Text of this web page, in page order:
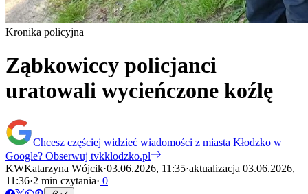
Kronika policyjna
Ząbkowiccy policjanci
uratowali wycieńczone koźlę
Chcesz częściej widzieć wiadomości z miasta Kłodzko w
Google? Obserwuj tvkklodzko.pl
KWKatarzyna Wójcik·03.06.2026, 11:35·aktualizacja 03.06.2026,
11:36·2 min czytania· 0